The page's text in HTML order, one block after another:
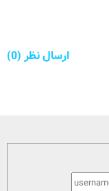
ارسال نظر (0)